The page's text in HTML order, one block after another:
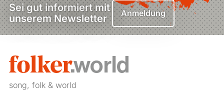
Sei gut informiert mit
unserem Newsletter
Anmeldung
song, folk & world